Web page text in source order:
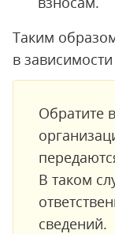
Таким
в
Обратите
В таком
сведений.